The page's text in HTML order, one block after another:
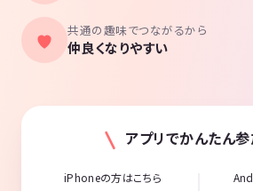
共通の趣味でつながるから
仲良くなりやすい
アプリでかんたん参
iPhoneの方はこちら